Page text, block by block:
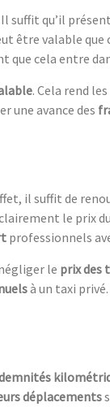
suffit qu’il
être valable que
que cela entre
. Cela rend les
une avance des
il suffit de
le prix
professionnels
le prix des
à un taxi privé.
déplacements